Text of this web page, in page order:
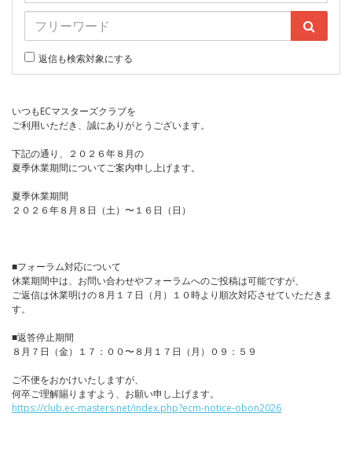
返信も検索対象にする
いつもECマスターズクラブを
ご利用いただき、誠にありがとうございます。
下記の通り、２０２６年８月の
夏季休業期間についてご案内申し上げます。
夏季休業期間
２０２６年８月８日（土）〜１６日（日）
■フォーラム対応について
休業期間中は、お問い合わせやフォーラムへのご投稿は可能ですが、
ご返信は休業明けの８月１７日（月）１０時より順次対応させていただきま
す。
■返答停止期間
８月７日（金）１７：００〜８月１７日（月）０９：５９
ご不便をおかけいたしますが、
何卒ご理解賜りますよう、お願い申し上げます。
https://club.ec-masters.net/index.php?ecm-notice-obon2026